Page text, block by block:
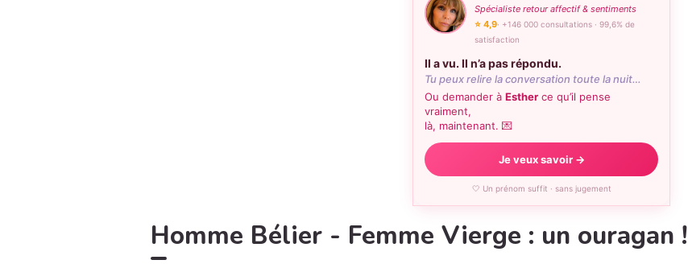
Spécialiste retour affectif & sentiments
⭐ 4,9· +146 000 consultations · 99,6% de
satisfaction
Il a vu. Il n’a pas répondu.
Tu peux relire la conversation toute la nuit…
Ou demander à Esther ce qu’il pense
vraiment,
là, maintenant. 💌
Je veux savoir →
🤍 Un prénom suffit · sans jugement
Homme Bélier - Femme Vierge : un ouragan !